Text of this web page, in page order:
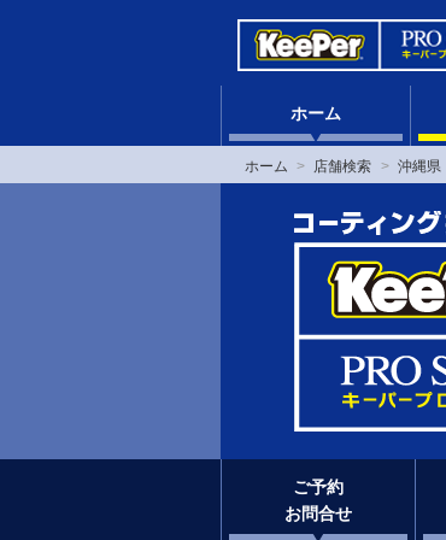
ホーム
ホーム 店舗検索 沖縄県
ご予約
お問合せ